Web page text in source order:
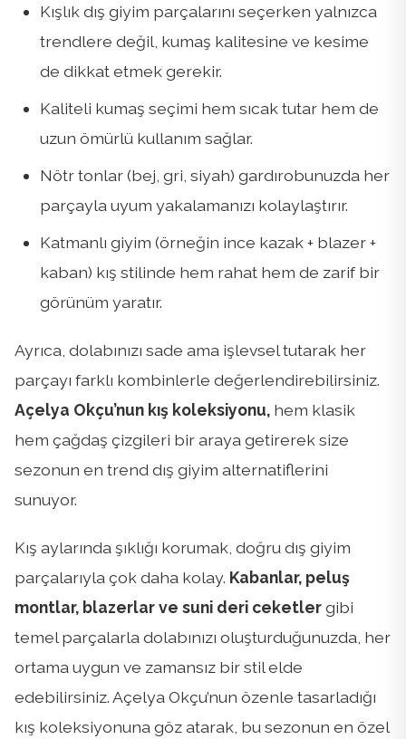
Kışlık dış giyim parçalarını seçerken yalnızca
trendlere değil, kumaş kalitesine ve kesime
de dikkat etmek gerekir.
Kaliteli kumaş seçimi hem sıcak tutar hem de
uzun ömürlü kullanım sağlar.
Nötr tonlar (bej, gri, siyah) gardırobunuzda her
parçayla uyum yakalamanızı kolaylaştırır.
Katmanlı giyim (örneğin ince kazak + blazer +
kaban) kış stilinde hem rahat hem de zarif bir
görünüm yaratır.
Ayrıca, dolabınızı sade ama işlevsel tutarak her
parçayı farklı kombinlerle değerlendirebilirsiniz.
Açelya Okçu’nun kış koleksiyonu, hem klasik
hem çağdaş çizgileri bir araya getirerek size
sezonun en trend dış giyim alternatiflerini
sunuyor.
Kış aylarında şıklığı korumak, doğru dış giyim
parçalarıyla çok daha kolay. Kabanlar, peluş
montlar, blazerlar ve suni deri ceketlergibi
temel parçalarla dolabınızı oluşturduğunuzda, her
ortama uygun ve zamansız bir stil elde
edebilirsiniz. Açelya Okçu’nun özenle tasarladığı
kış koleksiyonuna göz atarak, bu sezonun en özel